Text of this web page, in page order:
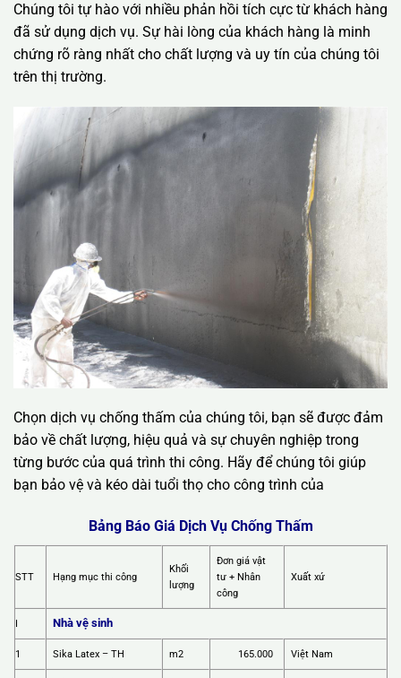
Chúng tôi tự hào với nhiều phản hồi tích cực từ khách hàng
đã sử dụng dịch vụ. Sự hài lòng của khách hàng là minh
chứng rõ ràng nhất cho chất lượng và uy tín của chúng tôi
trên thị trường.
Chọn dịch vụ chống thấm của chúng tôi, bạn sẽ được đảm
bảo về chất lượng, hiệu quả và sự chuyên nghiệp trong
từng bước của quá trình thi công. Hãy để chúng tôi giúp
bạn bảo vệ và kéo dài tuổi thọ cho công trình của
Bảng Báo Giá Dịch Vụ Chống Thấm
STT Hạng mục thi công
Khối
lượng
Đơn giá vật
tư + Nhân
công
Xuất xứ
Nhà vệ sinh
1 Sika Latex – TH m2 165.000 Việt Nam